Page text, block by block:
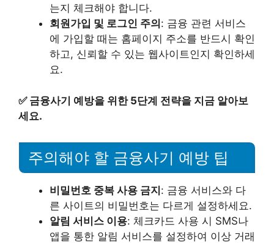
는지 체크해야 합니다.
회원가입 및 로그인 주의 : 금융 관련 서비스
에 가입할 때는 홈페이지 주소를 반드시 확인
하고, 신뢰할 수 있는 웹사이트인지 확인하세
요.
✅ 금융사기 예방을 위한 5단계 전략을 지금 알아보
세요.
주의해야 할 금융사기 예방 팁
비밀번호 중복 사용 금지: 금융 서비스와 다
른 사이트의 비밀번호는 다르게 설정하세요.
알림 서비스 이용: 체크카드 사용 시 SMS나
앱을 통한 알림 서비스를 설정하여 이상 거래